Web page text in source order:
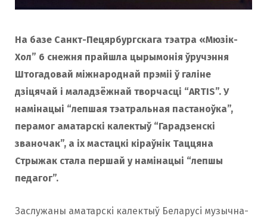
k a
На базе Санкт-Пецярбургскага тэатра «Мюзік-
Хол” 6 снежня прайшла цырымонія ўручэння
Штогадовай міжнароднай прэміі ў галіне
дзіцячай і маладзёжнай творчасці “ARTIS”. У
намінацыі “лепшая тэатральная пастаноўка”,
перамог аматарскі калектыў “Гарадзенскі
званочак”, а іх мастацкі кіраўнік Таццяна
Стрыжак стала першай у намінацыі “лепшы
педагог”.
Заслужаны аматарскі калектыў Беларусі музычна-